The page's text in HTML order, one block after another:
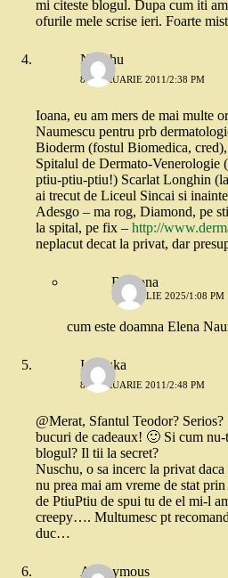
mi citeste blogul. Dupa cum iti
ofurile mele scrise ieri. Foarte
Nuschu
8 FEBRUARIE 2011/2:38 PM
Ioana, eu am mers de mai multe
Naumescu pentru prb
Bioderm (fostul Biomedica, cred),
Spitalul de Dermato-Venerologie
ptiu-ptiu-ptiu!) Scarlat Longhin
ai trecut de Liceul Sincai si
Adesgo – ma rog, Diamond, pe
la spital, pe fix – http://
neplacut decat la privat, dar
Ramona
11 APRILIE 2025/1:08 PM
cum este doamna Elena
Ionouka
8 FEBRUARIE 2011/2:48 PM
@Merat, Sfantul Teodor? Serios?
bucuri de cadeaux! 🙂 Si cum nu-
blogul? Il tii la secret?
Nuschu, o sa incerc la privat
nu prea mai am vreme de stat
de PtiuPtiu de spui tu de el mi-l
creepy…. Multumesc pt
duc…
Anonymous